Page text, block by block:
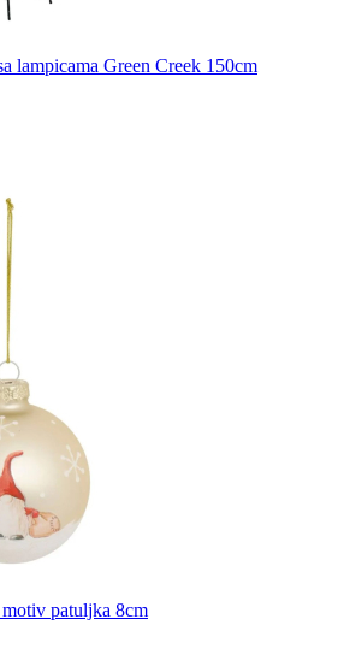
lampicama Green Creek 150cm
patuljka 8cm